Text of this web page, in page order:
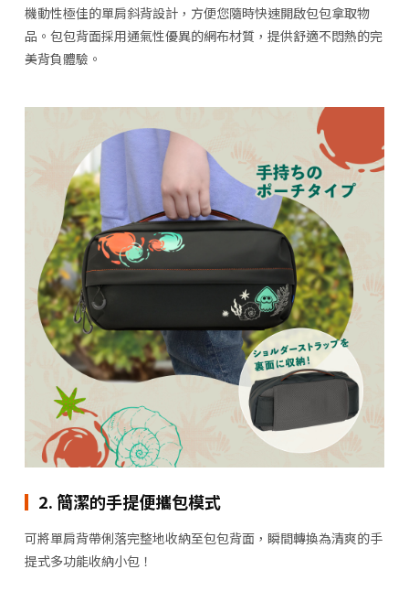
機動性極佳的單肩斜背設計，方便您隨時快速開啟包包拿取物
品。包包背面採用通氣性優異的網布材質，提供舒適不悶熱的完
美背負體驗。
2. 簡潔的手提便攜包模式
可將單肩背帶俐落完整地收納至包包背面，瞬間轉換為清爽的手
提式多功能收納小包！